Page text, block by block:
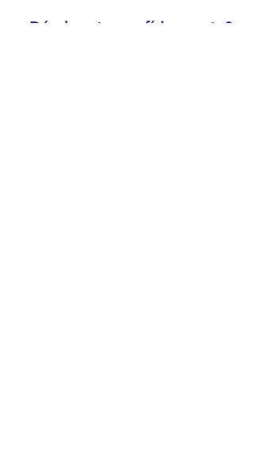
¿Dónde estamos físicamente?